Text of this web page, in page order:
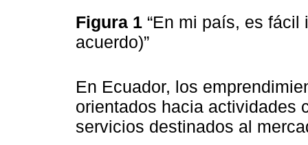
Figura 1 “En mi país, es
acuerdo)”
En Ecuador, los
orientados hacia actividades
servicios destinados al